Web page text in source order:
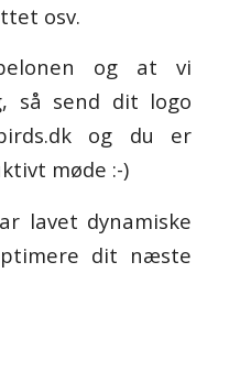
osv.
og at vi
så send dit logo
og du er
møde :-)
lavet dynamiske
dit næste